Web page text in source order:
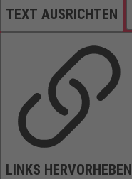
TEXT AUSRICHTEN
LINKS HERVORHEBEN